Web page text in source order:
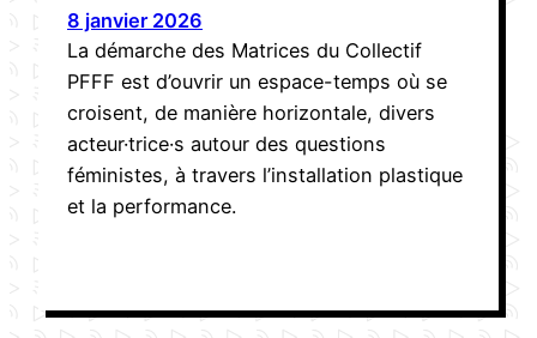
8 janvier 2026
La démarche des Matrices du Collectif
PFFF est d’ouvrir un espace-temps où se
croisent, de manière horizontale, divers
acteur·trice·s autour des questions
féministes, à travers l’installation plastique
et la performance.